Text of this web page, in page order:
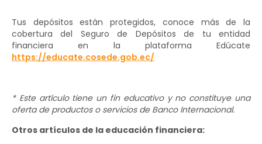
Tus depósitos están protegidos, conoce más de la
cobertura del Seguro de Depósitos de tu entidad
financiera en la plataforma Edúcate
https://educate.cosede.gob.ec/
* Este artículo tiene un fin educativo y no constituye una
oferta de productos o servicios de Banco Internacional.
Otros artículos de la educación financiera: